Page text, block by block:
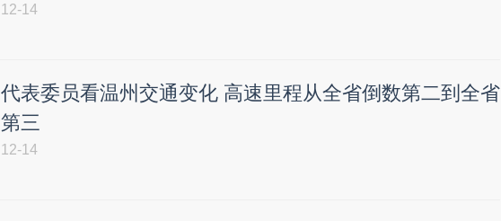
12-14
代表委员看温州交通变化 高速里程从全省倒数第二到全省
第三
12-14